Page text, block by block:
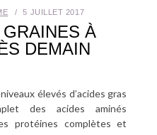
5 JUILLET 2017
À
DEMAIN
élevés d’acides gras
des acides aminés
protéines complètes et